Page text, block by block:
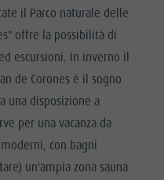
il Parco naturale delle
offre la possibilità di
escursioni. In inverno il
de Corones è il sogno
una disposizione a
per una vacanza da
con bagni
un'ampia zona sauna